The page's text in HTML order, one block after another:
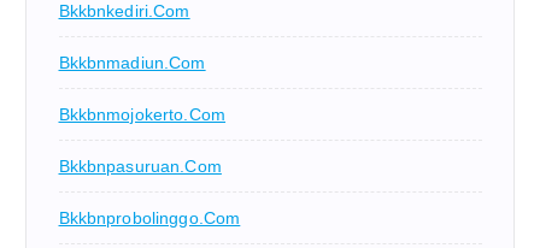
Bkkbnkediri.com
Bkkbnmadiun.com
Bkkbnmojokerto.com
Bkkbnpasuruan.com
Bkkbnprobolinggo.com